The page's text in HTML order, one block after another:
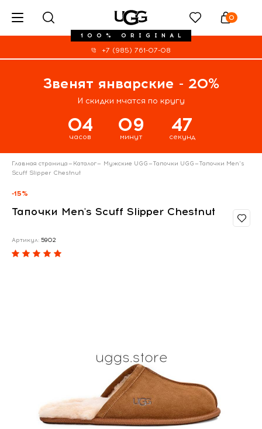
100% ORIGINAL
0
+7 (985) 761-07-08
Звенят январские - 20%
И скидки мчатся по кругу
04
часов
09
минут
47
секунд
Главная страница— Каталог— Мужские UGG—Тапочки UGG—Тапочки Men's
Scuff Slipper Chestnut
-15%
Тапочки Men's Scuff Slipper Chestnut
Артикул: 5902